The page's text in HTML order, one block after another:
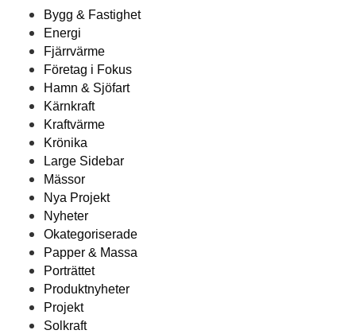
Bygg & Fastighet
Energi
Fjärrvärme
Företag i Fokus
Hamn & Sjöfart
Kärnkraft
Kraftvärme
Krönika
Large Sidebar
Mässor
Nya Projekt
Nyheter
Okategoriserade
Papper & Massa
Porträttet
Produktnyheter
Projekt
Solkraft